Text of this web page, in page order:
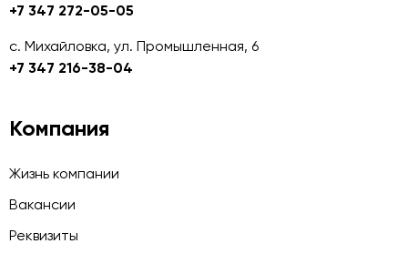
+7 347 272-05-05
с. Михайловка, ул. Промышленная, 6
+7 347 216-38-04
Компания
Жизнь компании
Вакансии
Реквизиты